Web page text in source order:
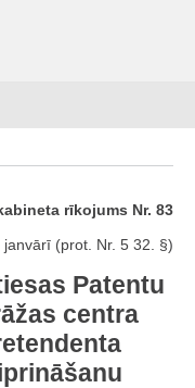
rīkojums Nr. 83
(prot. Nr. 5 32. §)
Patentu
centra